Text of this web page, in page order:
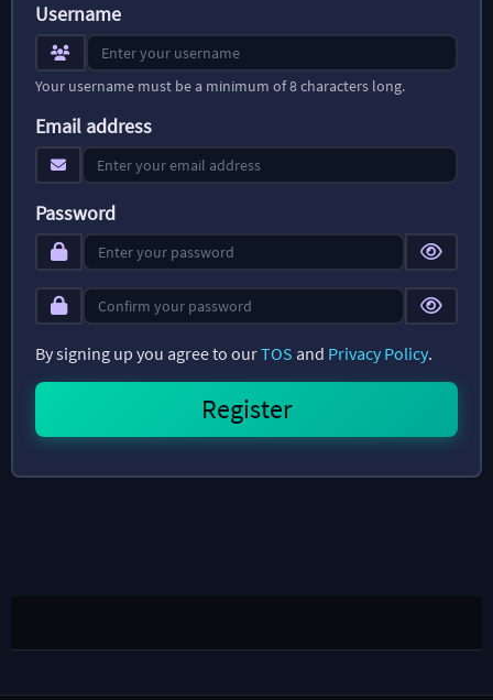
Username
Your username must be a minimum of 8 characters long.
Email address
Password
By signing up you agree to ourTOS and Privacy Policy.